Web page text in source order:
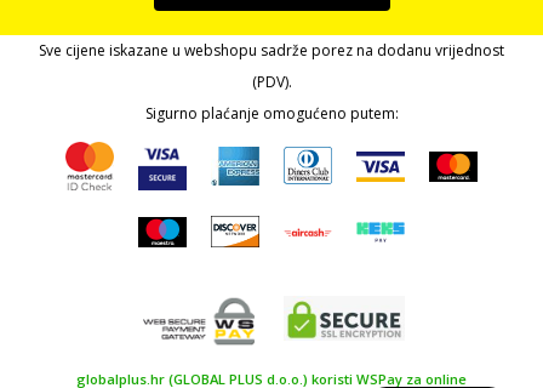
Sve cijene iskazane u webshopu sadrže porez na dodanu vrijednost
(PDV).
Sigurno plaćanje omogućeno putem:
globalplus.hr (GLOBAL PLUS d.o.o.) koristi WSPay za online